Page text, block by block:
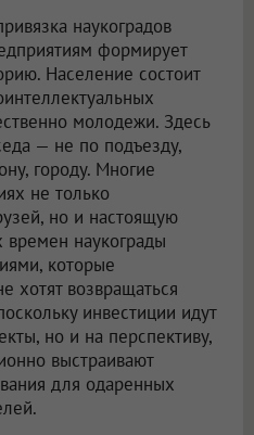
наукоградов
формирует
Население состоит
молодежи. Здесь
— не по подъезду,
городу. Многие
не только
но и настоящую
наукограды
которые
хотят возвращаться
инвестиции идут
но и на перспективу,
выстраивают
для одаренных